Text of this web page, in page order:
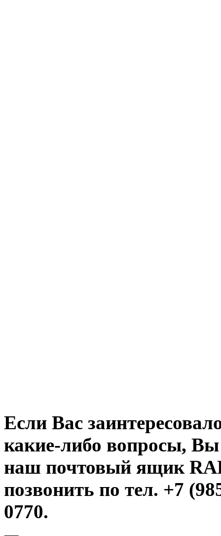
Если Вас
какие-либо вопросы,
наш почтовый ящик
позвонить по тел. +7
0770.